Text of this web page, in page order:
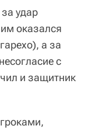
удар
оказался
а за
с
и защитник